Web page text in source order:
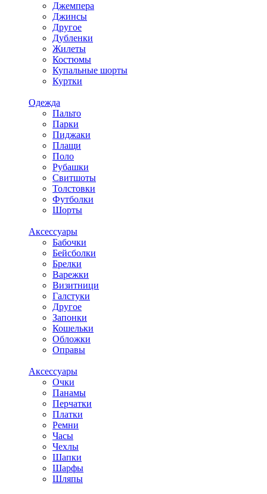
Джемпера
Джинсы
Другое
Дубленки
Жилеты
Костюмы
Купальные шорты
Куртки
Одежда
Пальто
Парки
Пиджаки
Плащи
Поло
Рубашки
Свитшоты
Толстовки
Футболки
Шорты
Аксессуары
Бабочки
Бейсболки
Брелки
Варежки
Визитници
Галстуки
Другое
Запонки
Кошельки
Обложки
Оправы
Аксессуары
Очки
Панамы
Перчатки
Платки
Ремни
Часы
Чехлы
Шапки
Шарфы
Шляпы